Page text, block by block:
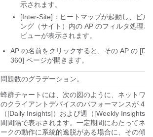
示されます。
[Inter-Site]：ヒートマップが起動し、ビル
ング（サイト）内の AP のフィルタ処理さ
ビューが表示されます。
AP の名前をクリックすると、その AP の
360] ページが開きます。
問題数のグラデーション。
蜂群チャートには、次の図のように、ネットワ
のクライアントデバイスのパフォーマンスが 4 日
（[Daily Insights]）および週（[Weekly Insights]
間間隔で表示されます。一定期間にわたってネ
ークの動作に系統的逸脱がある場合に、その傾